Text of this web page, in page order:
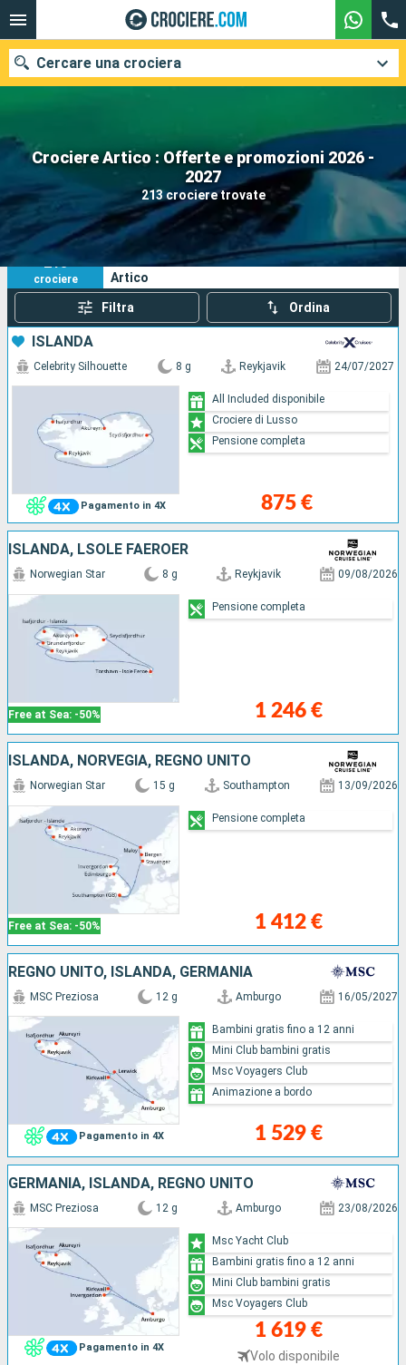
Crociere Artico : Offerte e promozioni 2026 -
2027
213 crociere trovate
Cercare una crociera
Le nostre destinazioni
Mesi di partenza
Porti Compagnie
Ricerca
213
crociere
I tuoi criteri di ricerca:
Artico
Filtra Ordina
ISLANDA
Pagamento in 4X
Celebrity Silhouette 8 g Reykjavik 24/07/2027
875 €
All Included disponibile
Crociere di Lusso
Pensione completa
ISLANDA, LSOLE FAERÖER
Free at Sea: -50%
Norwegian Star 8 g Reykjavik 09/08/2026
1 246 €
Pensione completa
ISLANDA, NORVEGIA, REGNO UNITO
Free at Sea: -50%
Norwegian Star 15 g Southampton 13/09/2026
1 412 €
Pensione completa
REGNO UNITO, ISLANDA, GERMANIA
Pagamento in 4X
MSC Preziosa 12 g Amburgo 16/05/2027
1 529 €
Bambini gratis fino a 12 anni
Mini Club bambini gratis
Msc Voyagers Club
Animazione a bordo
GERMANIA, ISLANDA, REGNO UNITO
Pagamento in 4X
MSC Preziosa 12 g Amburgo 23/08/2026
1 619 €
Volo disponibile
Msc Yacht Club
Bambini gratis fino a 12 anni
Mini Club bambini gratis
Msc Voyagers Club